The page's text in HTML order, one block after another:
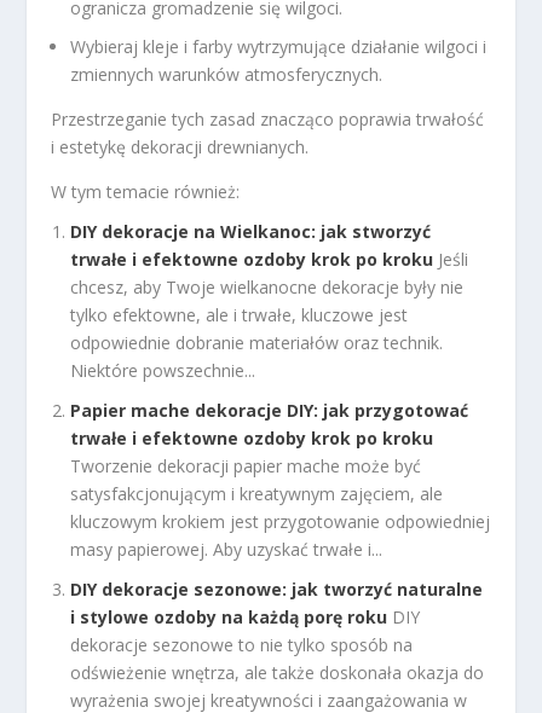
ogranicza gromadzenie się wilgoci.
Wybieraj kleje i farby wytrzymujące działanie wilgoci i
zmiennych warunków atmosferycznych.
Przestrzeganie tych zasad znacząco poprawia trwałość
i estetykę dekoracji drewnianych.
W tym temacie również:
DIY dekoracje na Wielkanoc: jak stworzyć
trwałe i efektowne ozdoby krok po kroku Jeśli
chcesz, aby Twoje wielkanocne dekoracje były nie
tylko efektowne, ale i trwałe, kluczowe jest
odpowiednie dobranie materiałów oraz technik.
Niektóre powszechnie...
Papier mache dekoracje DIY: jak przygotować
trwałe i efektowne ozdoby krok po kroku
Tworzenie dekoracji papier mache może być
satysfakcjonującym i kreatywnym zajęciem, ale
kluczowym krokiem jest przygotowanie odpowiedniej
masy papierowej. Aby uzyskać trwałe i...
DIY dekoracje sezonowe: jak tworzyć naturalne
i stylowe ozdoby na każdą porę roku DIY
dekoracje sezonowe to nie tylko sposób na
odświeżenie wnętrza, ale także doskonała okazja do
wyrażenia swojej kreatywności i zaangażowania w